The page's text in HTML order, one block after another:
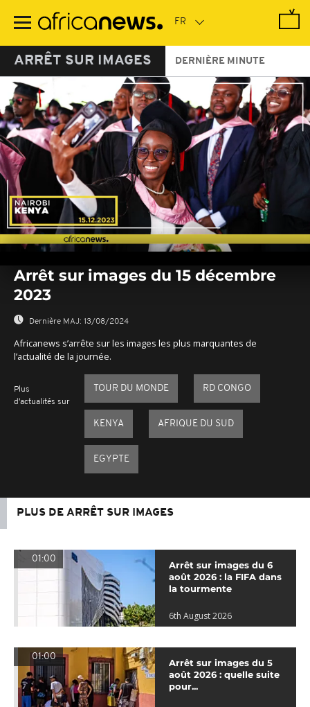
contenu
ARRÊT SUR IMAGES DERNIÈRE MINUTE
seconds
seconds
Arrêt sur images du 15 décembre
2023
Dernière MAJ: 13/08/2024
Africanews s’arrête sur les images les plus marquantes de
l’actualité de la journée.
Plus
d'actualités sur
TOUR DU MONDE RD CONGO
KENYA AFRIQUE DU SUD
EGYPTE
PLUS DE ARRÊT SUR IMAGES
01:00
Arrêt sur images du 6
août 2026 : la FIFA dans
la tourmente
6th August 2026
01:00
Arrêt sur images du 5
août 2026 : quelle suite
pour...